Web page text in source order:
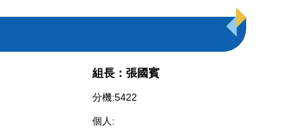
組長：張國賓
分機:5422
個人: